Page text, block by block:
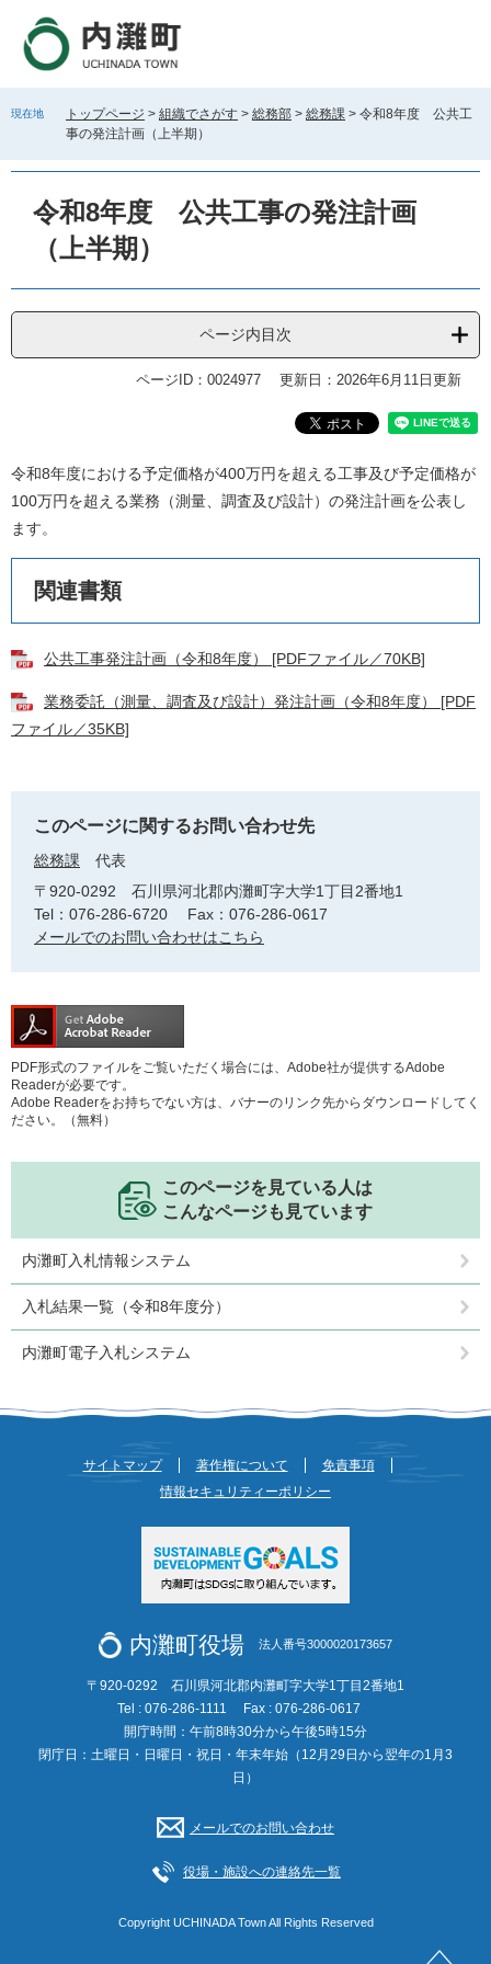
す
し
現在地 トップページ > 組織でさがす > 総務部 > 総務課 > 令和8年度 公共工
事の発注計画（上半期）
令和8年度 公共工事の発注計画
（上半期）
ページ内目次
ページID：0024977 更新日：2026年6月11日更新
文
令和8年度における予定価格が400万円を超える工事及び予定価格が
100万円を超える業務（測量、調査及び設計）の発注計画を公表し
ます。
関連書類
公共工事発注計画（令和8年度） [PDFファイル／70KB]
業務委託（測量、調査及び設計）発注計画（令和8年度） [PDF
ファイル／35KB]
このページに関するお問い合わせ先
総務課
代表
〒920-0292
石川県河北郡内灘町字大学1丁目2番地1
Tel：076-286-6720
Fax：076-286-0617
メールでのお問い合わせはこちら
PDF形式のファイルをご覧いただく場合には、Adobe社が提供するAdobe
Readerが必要です。
Adobe Readerをお持ちでない方は、バナーのリンク先からダウンロードしてく
ださい。（無料）
このページを見ている人は
こんなページも見ています
内灘町入札情報システム
入札結果一覧（令和8年度分）
内灘町電子入札システム
サイトマップ 著作権について
免責事項
情報セキュリティーポリシー
内灘町役場 法人番号3000020173657
〒920-0292 石川県河北郡内灘町字大学1丁目2番地1
Tel : 076-286-1111
Fax : 076-286-0617
開庁時間：午前8時30分から午後5時15分
閉庁日：土曜日・日曜日・祝日・年末年始（12月29日から翌年の1月3
日）
メールでのお問い合わせ
役場・施設への連絡先一覧
Copyright UCHINADA Town All Rights Reserved